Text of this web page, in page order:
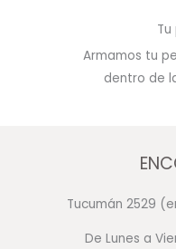
Armamos tu
dentro de
Tucumán 2529
De Lunes a